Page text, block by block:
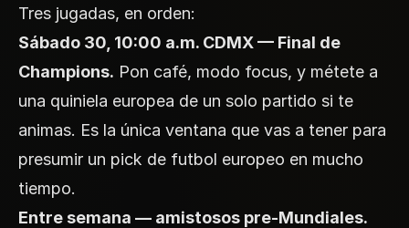
Tres jugadas, en orden:
Sábado 30, 10:00 a.m. CDMX — Final de
Champions. Pon café, modo focus, y métete a
una quiniela europea de un solo partido si te
animas. Es la única ventana que vas a tener para
presumir un pick de futbol europeo en mucho
tiempo.
Entre semana — amistosos pre-Mundiales.